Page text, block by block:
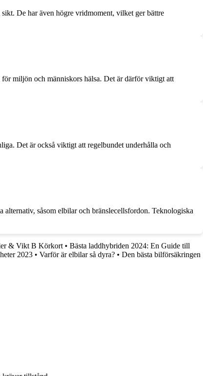
De har även högre vridmoment, vilket ger bättre
miljön och människors hälsa. Det är därför viktigt att
Det är också viktigt att regelbundet underhålla och
såsom elbilar och bränslecellsfordon. Teknologiska
& Vikt B Körkort • Bästa laddhybriden 2024: En Guide till
2023 • Varför är elbilar så dyra? • Den bästa bilförsäkringen